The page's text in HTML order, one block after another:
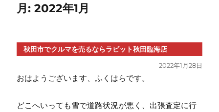
月:2022年1月
秋田市でクルマを売るならラビット秋田臨海店
投
2022年1月28日
おはようございます、ふくはらです。
どこへいっても雪で道路状況が悪く、出張査定に行